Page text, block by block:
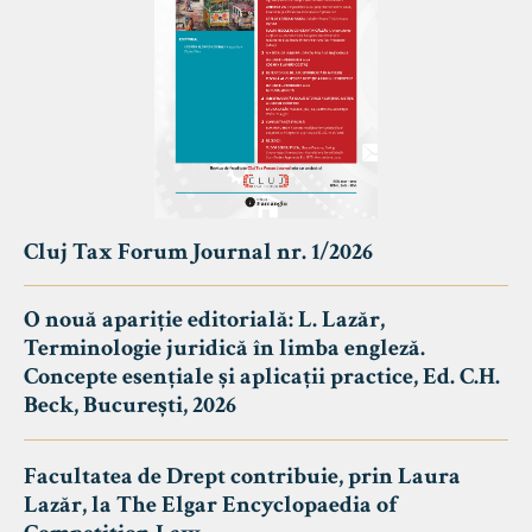
Cluj Tax Forum Journal nr. 1/2026
O nouă apariție editorială: L. Lazăr,
Terminologie juridică în limba engleză.
Concepte esențiale și aplicații practice, Ed. C.H.
Beck, București, 2026
Facultatea de Drept contribuie, prin Laura
Lazăr, la The Elgar Encyclopaedia of